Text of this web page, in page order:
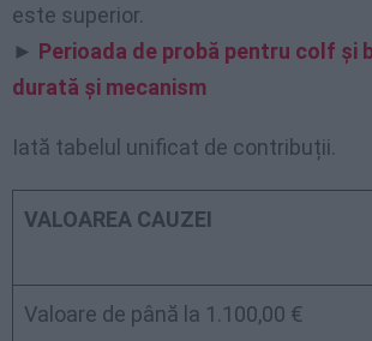
este superior.
► Perioada de probă pentru colf și
durată și mecanism
Iată tabelul unificat de contribuții.
VALOAREA CAUZEI
Valoare de până la 1.100,00 €